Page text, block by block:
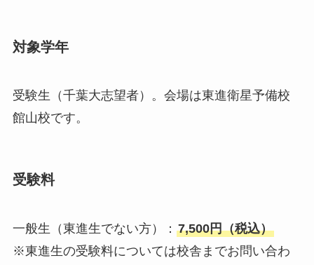
対象学年
受験生（千葉大志望者）。会場は東進衛星予備校
館山校です。
受験料
一般生（東進生でない方）： 7,500円（税込）
※東進生の受験料については校舎までお問い合わ